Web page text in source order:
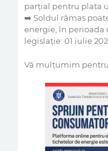
parțial pentru plata
➡️ Soldul rămas
energie, în perioada
legislație: 01 iulie
Vă mulțumim